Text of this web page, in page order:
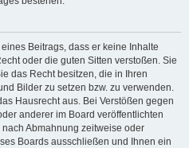
Beitrags, dass er keine Inhalte
oder die guten Sitten verstoßen. Sie
das Recht besitzen, die in Ihren
Bilder zu setzen bzw. zu verwenden.
Hausrecht aus. Bei Verstößen gegen
anderer im Board veröffentlichten
Abmahnung zeitweise oder
Boards ausschließen und Ihnen ein